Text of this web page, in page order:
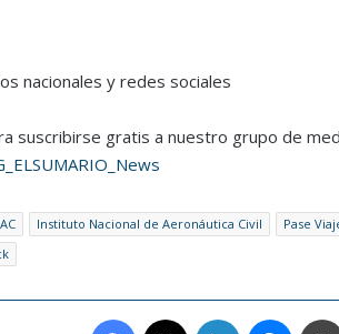
nacionales y redes sociales
suscribirse gratis a nuestro grupo de
Instituto Nacional de Aeronáutica Civil Pase
Facebook LinkedIn